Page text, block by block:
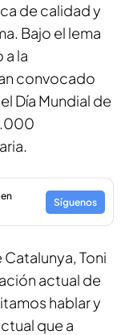
de calidad y
Bajo el lema
a la
convocado
Día Mundial de
Síguenos
Toni
actual de
hablar y
que a